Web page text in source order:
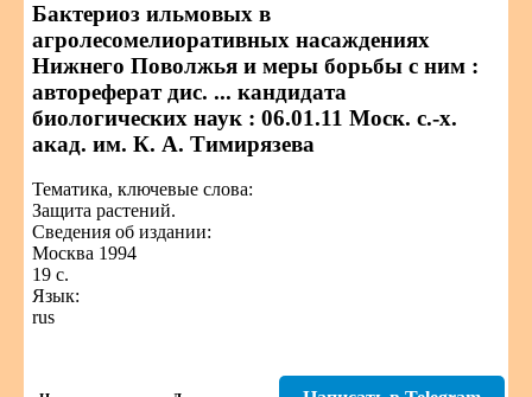
Бактериоз ильмовых в
агролесомелиоративных насаждениях
Нижнего Поволжья и меры борьбы с ним :
автореферат дис. ... кандидата
биологических наук : 06.01.11 Моск. с.-х.
акад. им. К. А. Тимирязева
Тематика, ключевые слова:
Защита растений.
Сведения об издании:
Москва 1994
19 с.
Язык:
rus